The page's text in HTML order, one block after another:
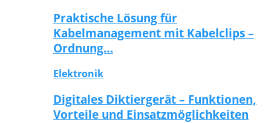
Praktische Lösung für
Kabelmanagement mit Kabelclips –
Ordnung…
Elektronik
Digitales Diktiergerät – Funktionen,
Vorteile und Einsatzmöglichkeiten